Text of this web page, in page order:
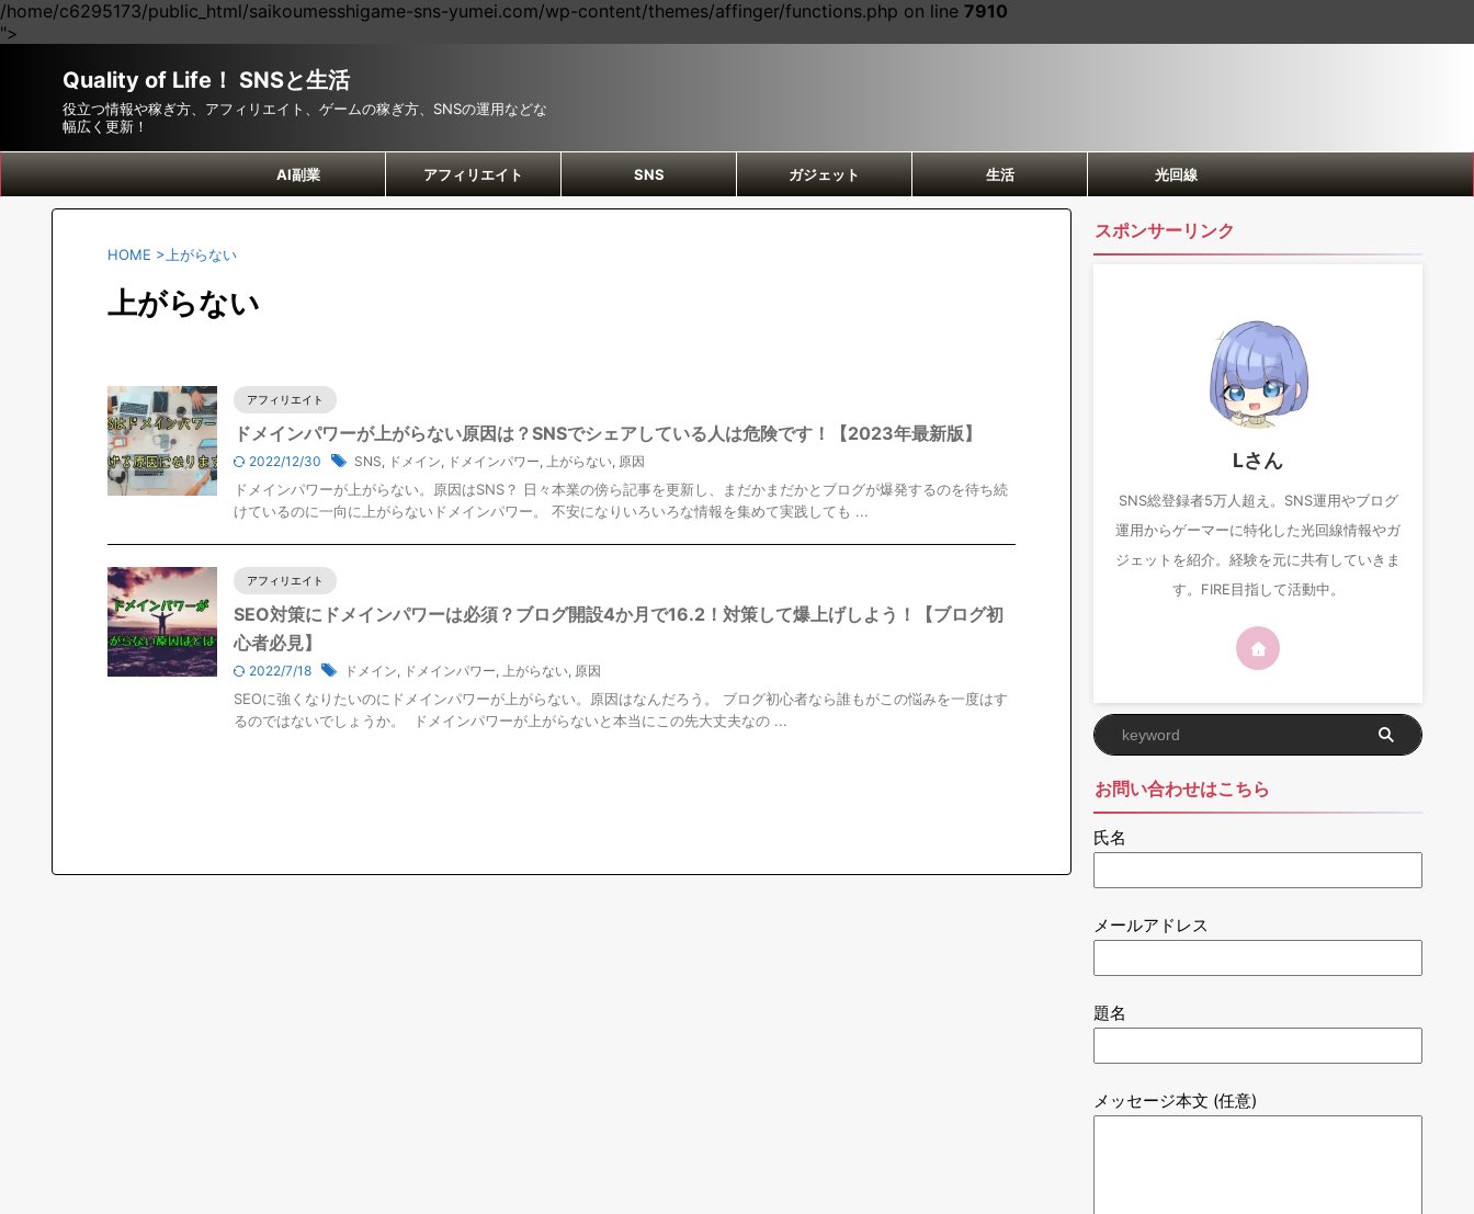
/home/c6295173/public_html/saikoumesshigame-sns-yumei.com/wp-content/themes/affinger/functions.php on line 7910
">
Quality of Life！ SNSと生活
役立つ情報や稼ぎ方、アフィリエイト、ゲームの稼ぎ方、SNSの運用などな
幅広く更新！
AI副業 アフィリエイト SNS ガジェット 生活 光回線
HOME > 上がらない
上がらない
アフィリエイト
ドメインパワーが上がらない原因は？SNSでシェアしている人は危険です！【2023年最新版】
2022/12/30 SNS, ドメイン, ドメインパワー, 上がらない, 原因
ドメインパワーが上がらない。原因はSNS？ 日々本業の傍ら記事を更新し、まだかまだかとブログが爆発するのを待ち続
けているのに一向に上がらないドメインパワー。 不安になりいろいろな情報を集めて実践しても ...
アフィリエイト
SEO対策にドメインパワーは必須？ブログ開設4か月で16.2！対策して爆上げしよう！【ブログ初
心者必見】
2022/7/18 ドメイン, ドメインパワー, 上がらない, 原因
SEOに強くなりたいのにドメインパワーが上がらない。原因はなんだろう。 ブログ初心者なら誰もがこの悩みを一度はす
るのではないでしょうか。 ドメインパワーが上がらないと本当にこの先大丈夫なの ...
スポンサーリンク
Lさん
SNS総登録者5万人超え。SNS運用やブログ
運用からゲーマーに特化した光回線情報やガ
ジェットを紹介。経験を元に共有していきま
す。FIRE目指して活動中。
お問い合わせはこちら
氏名
メールアドレス
題名
メッセージ本文 (任意)